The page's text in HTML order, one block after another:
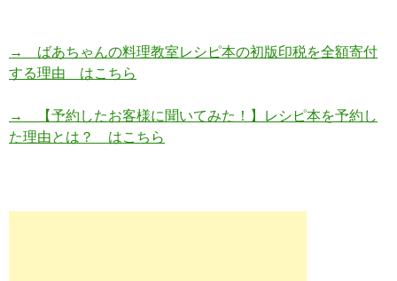
→ ばあちゃんの料理教室レシピ本の初版印税を全額寄付
する理由 はこちら
→ 【予約したお客様に聞いてみた！】レシピ本を予約し
た理由とは？ はこちら